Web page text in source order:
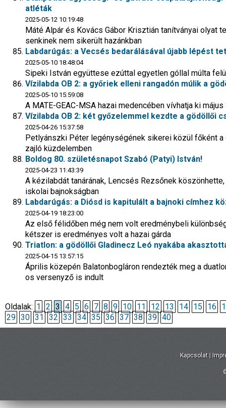
atléták
2025-05-12 10:19:48
Máté Alpár és Kovács Gábor Krisztián tanítványai olyat
senkinek nem sikerült hazánkban
Labdarúgás: a Vecsés bedarálásával újabb lépést
2025-05-10 18:48:04
Sipeki István együttese ezúttal egyetlen góllal múlta
Vízilabda OB 2: a győriek elleni rangadón múlik a
2025-05-10 15:59:08
A MATE-GEAC-MSA hazai medencében vívhatja ki
Vízilabda OB 2: két győzelemmel kezdte a gödöllői
2025-04-26 15:37:58
Petlyánszki Péter legénységének sikerei közül főként
zajló küzdelemben
Boldog 80. születésnapot Szabó (Patyi) István!
2025-04-23 11:43:39
A kézilabdát tanárának, Lencsés Rezsőnek
iskolai bajnokságban
Labdarúgás: a Diósd is kapitulált a bajnoki címhez
2025-04-19 18:23:00
Az első félidőben még nem volt eredménybeli
kétszer is eredményes volt a hazai gárda
Triatlon: a gödöllői Gladinecz Leó nyakába
2025-04-15 13:57:15
Április közepén Balatonbogláron rendezték meg a
os versenyző is indult
Oldalak: 1 2 3 4 5 6 7 8 9 10 11 12 13 14 15 16
29 30 31 32 33 34 35 36 37 38 39 40
Kapcsolat |